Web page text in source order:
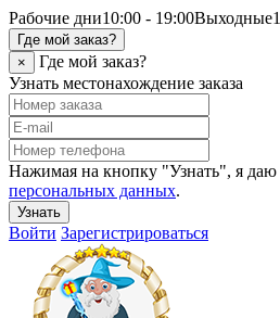
Рабочие дни10:00 - 19:00Выходные
Где мой заказ?
×
Где мой заказ?
Узнать местонахождение заказа
Нажимая на кнопку "Узнать", я даю
персональных данных.
Узнать
Войти Зарегистрироваться